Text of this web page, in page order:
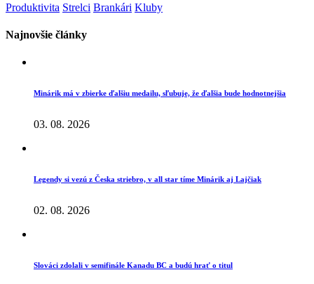
Produktivita Strelci Brankári Kluby
Najnovšie články
Minárik má v zbierke ďalšiu medailu, sľubuje, že ďalšia bude hodnotnejšia
03. 08. 2026
Legendy si vezú z Česka striebro, v all star tíme Minárik aj Lajčiak
02. 08. 2026
Slováci zdolali v semifinále Kanadu BC a budú hrať o titul